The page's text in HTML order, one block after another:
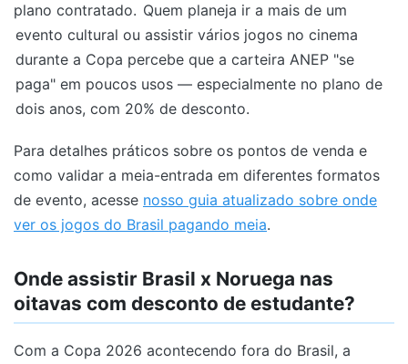
plano contratado. Quem planeja ir a mais de um
evento cultural ou assistir vários jogos no cinema
durante a Copa percebe que a carteira ANEP "se
paga" em poucos usos — especialmente no plano de
dois anos, com 20% de desconto.
Para detalhes práticos sobre os pontos de venda e
como validar a meia-entrada em diferentes formatos
de evento, acesse nosso guia atualizado sobre onde
ver os jogos do Brasil pagando meia.
Onde assistir Brasil x Noruega nas
oitavas com desconto de estudante?
Com a Copa 2026 acontecendo fora do Brasil, a